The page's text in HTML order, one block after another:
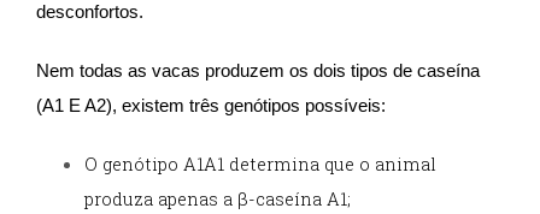
desconfortos.
Nem todas as vacas produzem os dois tipos de caseína
(A1 E A2), existem três genótipos possíveis:
O genótipo A1A1 determina que o animal
produza apenas a β-caseína A1;